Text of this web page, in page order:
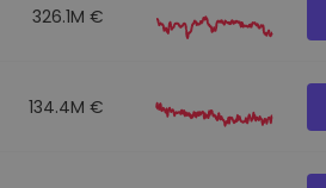
326.1M €
134.4M €